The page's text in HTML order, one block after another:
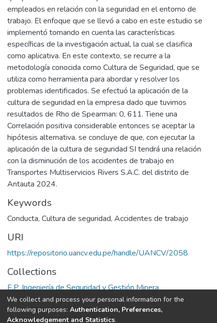
empleados en relación con la seguridad en el entorno de
trabajo. El enfoque que se llevó a cabo en este estudio se
implementó tomando en cuenta las características
específicas de la investigación actual, la cual se clasifica
como aplicativa. En este contexto, se recurre a la
metodología conocida como Cultura de Seguridad, que se
utiliza como herramienta para abordar y resolver los
problemas identificados. Se efectuó la aplicación de la
cultura de seguridad en la empresa dado que tuvimos
resultados de Rho de Spearman: 0, 611. Tiene una
Correlación positiva considerable entonces se aceptar la
hipótesis alternativa. se concluye de que, con ejecutar la
aplicación de la cultura de seguridad SI tendrá una relación
con la disminución de los accidentes de trabajo en
Transportes Multiservicios Rivers S.A.C. del distrito de
Antauta 2024.
Keywords
Conducta, Cultura de seguridad, Accidentes de trabajo
URI
https://repositorio.uancv.edu.pe/handle/UANCV/2058
Collections
E.P. Ingeniería de Seguridad y Gestión Minera
Full item page
We collect and process your personal information for the
following purposes: Authentication, Preferences,
Acknowledgement and Statistics.